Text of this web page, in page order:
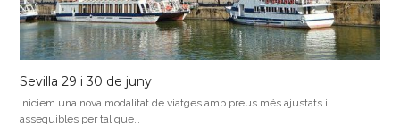
Sevilla 29 i 30 de juny
Iniciem una nova modalitat de viatges amb preus més ajustats i
assequibles per tal que…